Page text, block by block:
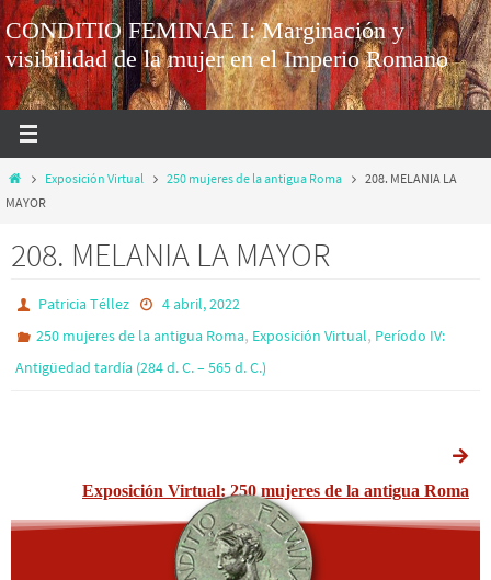
CONDITIO FEMINAE I: Marginación y
visibilidad de la mujer en el Imperio Romano
Exposición Virtual 250 mujeres de la antigua Roma
208. MELANIA LA
MAYOR
208. MELANIA LA MAYOR
Patricia Téllez
4 abril, 2022
250 mujeres de la antigua Roma, Exposición Virtual, Período IV:
Antigüedad tardía (284 d. C. – 565 d. C.)
Exposición Virtual: 250 mujeres de la antigua Roma